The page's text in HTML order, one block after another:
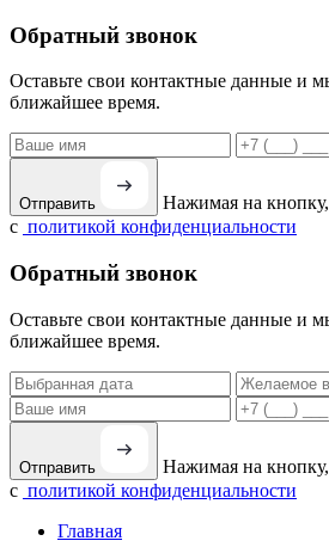
Обратный звонок
Оставьте свои контактные данные и
ближайшее время.
Отправить
Нажимая на
с политикой конфиденциальности
Обратный звонок
Оставьте свои контактные данные и
ближайшее время.
Отправить
Нажимая на
с политикой конфиденциальности
Главная